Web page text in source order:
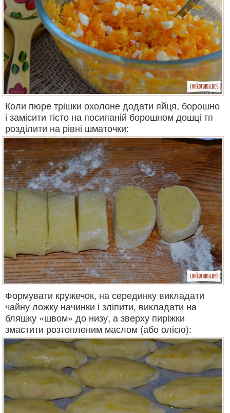
Коли пюре трішки охолоне додати яйця, борошно
і замісити тісто на посипаній борошном дошці тп
розділити на рівні шматочки:
Формувати кружечок, на серединку викладати
чайну ложку начинки і зліпити, викладати на
бляшку «швом» до низу, а зверху пиріжки
змастити розтопленим маслом (або олією):